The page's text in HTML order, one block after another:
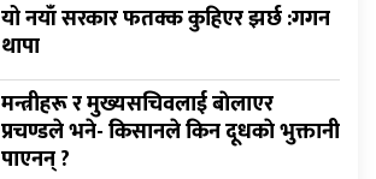
यो नयाँ सरकार फतक्क कुहिएर झर्छ :गगन
थापा
मन्त्रीहरू र मुख्यसचिवलाई बाेलाएर
प्रचण्डले भने- किसानले किन दूधकाे भुक्तानी
पाएनन् ?